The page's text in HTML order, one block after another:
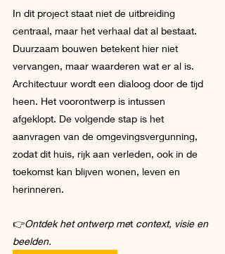
In dit project staat niet de uitbreiding
centraal, maar het verhaal dat al bestaat.
Duurzaam bouwen betekent hier niet
vervangen, maar waarderen wat er al is.
Architectuur wordt een dialoog door de tijd
heen. Het voorontwerp is intussen
afgeklopt. De volgende stap is het
aanvragen van de omgevingsvergunning,
zodat dit huis, rijk aan verleden, ook in de
toekomst kan blijven wonen, leven en
herinneren.
👉Ontdek het ontwerp met context, visie en
beelden.